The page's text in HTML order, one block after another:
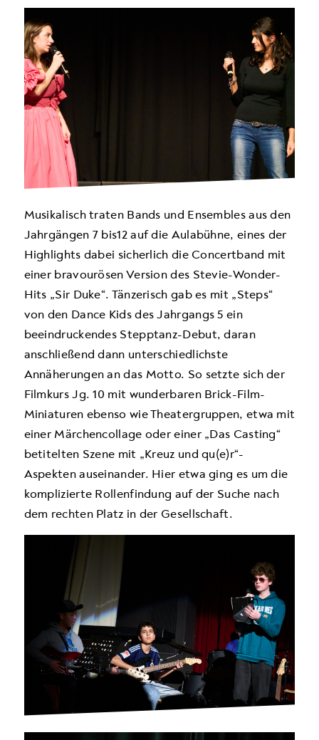
Musikalisch traten Bands und Ensembles aus den
Jahrgängen 7 bis12 auf die Aulabühne, eines der
Highlights dabei sicherlich die Concertband mit
einer bravourösen Version des Stevie-Wonder-
Hits „Sir Duke“. Tänzerisch gab es mit „Steps“
von den Dance Kids des Jahrgangs 5 ein
beeindruckendes Stepptanz-Debut, daran
anschließend dann unterschiedlichste
Annäherungen an das Motto. So setzte sich der
Filmkurs Jg. 10 mit wunderbaren Brick-Film-
Miniaturen ebenso wie Theatergruppen, etwa mit
einer Märchencollage oder einer „Das Casting“
betitelten Szene mit „Kreuz und qu(e)r“-
Aspekten auseinander. Hier etwa ging es um die
komplizierte Rollenfindung auf der Suche nach
dem rechten Platz in der Gesellschaft.